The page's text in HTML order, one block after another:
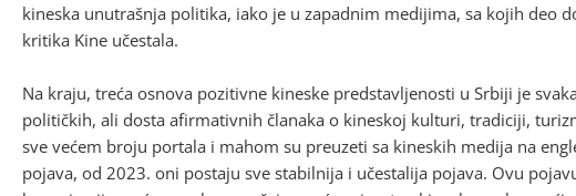
kineska unutrašnja politika, iako je u zapadnim medijima, sa kojih deo
kritika Kine učestala.
Na kraju, treća osnova pozitivne kineske predstavljenosti u Srbiji je
političkih, ali dosta afirmativnih članaka o kineskoj kulturi, tradiciji,
sve većem broju portala i mahom su preuzeti sa kineskih medija na
pojava, od 2023. oni postaju sve stabilnija i učestalija pojava. Ovu